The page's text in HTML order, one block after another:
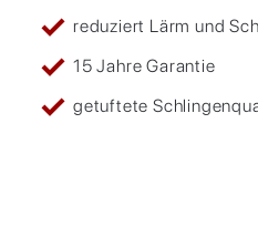
reduziert Lärm und
15 Jahre Garantie
getuftete